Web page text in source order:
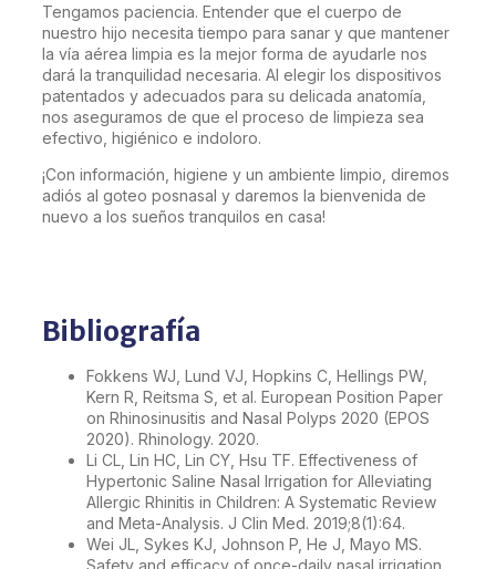
Tengamos paciencia. Entender que el cuerpo de
nuestro hijo necesita tiempo para sanar y que mantener
la vía aérea limpia es la mejor forma de ayudarle nos
dará la tranquilidad necesaria. Al elegir los dispositivos
patentados y adecuados para su delicada anatomía,
nos aseguramos de que el proceso de limpieza sea
efectivo, higiénico e indoloro.
¡Con información, higiene y un ambiente limpio, diremos
adiós al goteo posnasal y daremos la bienvenida de
nuevo a los sueños tranquilos en casa!
Bibliografía
Fokkens WJ, Lund VJ, Hopkins C, Hellings PW,
Kern R, Reitsma S, et al. European Position Paper
on Rhinosinusitis and Nasal Polyps 2020 (EPOS
2020). Rhinology. 2020.
Li CL, Lin HC, Lin CY, Hsu TF. Effectiveness of
Hypertonic Saline Nasal Irrigation for Alleviating
Allergic Rhinitis in Children: A Systematic Review
and Meta-Analysis. J Clin Med. 2019;8(1):64.
Wei JL, Sykes KJ, Johnson P, He J, Mayo MS.